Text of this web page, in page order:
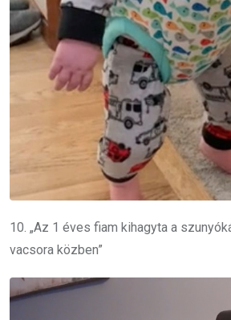
10. „Az 1 éves fiam kihagyta a
vacsora közben”